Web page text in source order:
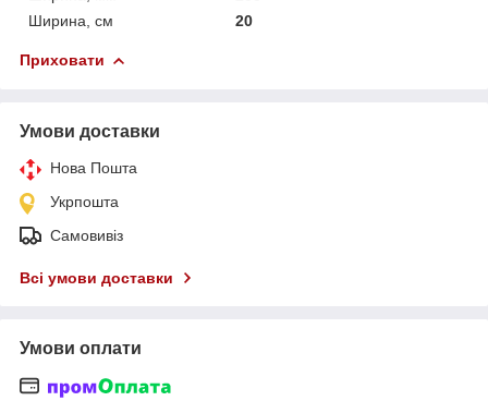
Ширина, см
20
Приховати
Умови доставки
Нова Пошта
Укрпошта
Самовивіз
Всі умови доставки
Умови оплати